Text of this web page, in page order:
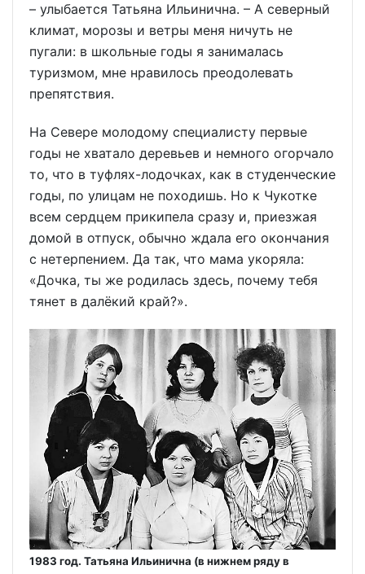
– улыбается Татьяна Ильинична. – А северный
климат, морозы и ветры меня ничуть не
пугали: в школьные годы я занималась
туризмом, мне нравилось преодолевать
препятствия.
На Севере молодому специалисту первые
годы не хватало деревьев и немного огорчало
то, что в туфлях-лодочках, как в студенческие
годы, по улицам не походишь. Но к Чукотке
всем сердцем прикипела сразу и, приезжая
домой в отпуск, обычно ждала его окончания
с нетерпением. Да так, что мама укоряла:
«Дочка, ты же родилась здесь, почему тебя
тянет в далёкий край?».
1983 год. Татьяна Ильинична (в нижнем ряду в